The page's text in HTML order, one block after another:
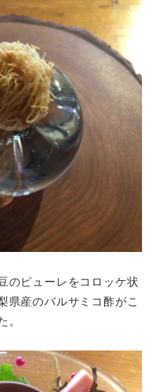
のピューレをコロッケ状
県産のバルサミコ酢がこ